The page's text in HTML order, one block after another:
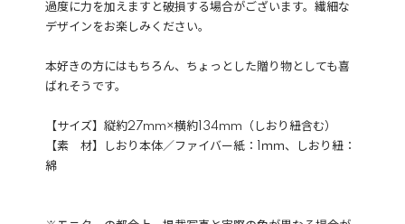
過度に力を加えますと破損する場合がございます。繊細な
デザインをお楽しみください。
本好きの方にはもちろん、ちょっとした贈り物としても喜
ばれそうです。
【サイズ】縦約27mm×横約134mm（しおり紐含む）
【素 材】しおり本体／ファイバー紙：1ｍｍ、しおり紐：
綿